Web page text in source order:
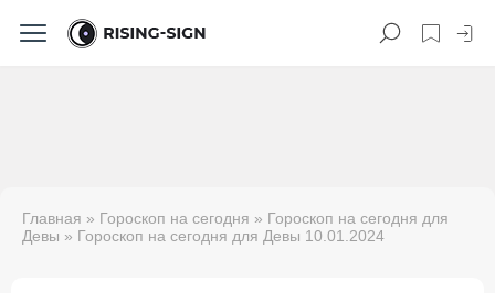
Главная » Гороскоп на сегодня » Гороскоп на сегодня для
Девы » Гороскоп на сегодня для Девы 10.01.2024